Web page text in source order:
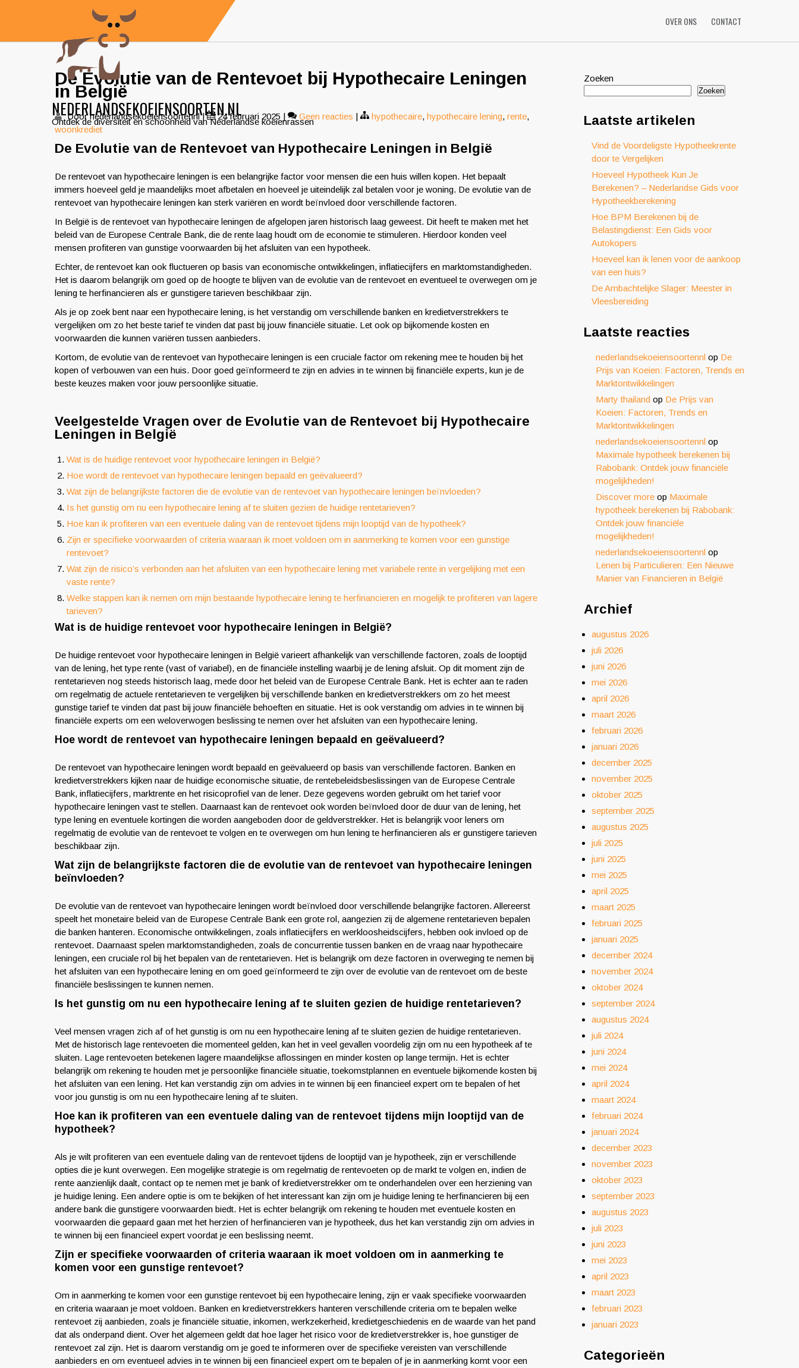
NEDERLANDSEKOEIENSOORTEN.NL
Ontdek de diversiteit en schoonheid van Nederlandse koeienrassen
OVER ONS CONTACT
De Evolutie van de Rentevoet bij Hypothecaire Leningen
in België
Door nederlandsekoeiensoortennl| 24 februari 2025 | Geen reacties | hypothecaire, hypothecaire lening, rente,
woonkrediet
De Evolutie van de Rentevoet van Hypothecaire Leningen in België
De rentevoet van hypothecaire leningen is een belangrijke factor voor mensen die een huis willen kopen. Het bepaalt
immers hoeveel geld je maandelijks moet afbetalen en hoeveel je uiteindelijk zal betalen voor je woning. De evolutie van de
rentevoet van hypothecaire leningen kan sterk variëren en wordt beïnvloed door verschillende factoren.
In België is de rentevoet van hypothecaire leningen de afgelopen jaren historisch laag geweest. Dit heeft te maken met het
beleid van de Europese Centrale Bank, die de rente laag houdt om de economie te stimuleren. Hierdoor konden veel
mensen profiteren van gunstige voorwaarden bij het afsluiten van een hypotheek.
Echter, de rentevoet kan ook fluctueren op basis van economische ontwikkelingen, inflatiecijfers en marktomstandigheden.
Het is daarom belangrijk om goed op de hoogte te blijven van de evolutie van de rentevoet en eventueel te overwegen om je
lening te herfinancieren als er gunstigere tarieven beschikbaar zijn.
Als je op zoek bent naar een hypothecaire lening, is het verstandig om verschillende banken en kredietverstrekkers te
vergelijken om zo het beste tarief te vinden dat past bij jouw financiële situatie. Let ook op bijkomende kosten en
voorwaarden die kunnen variëren tussen aanbieders.
Kortom, de evolutie van de rentevoet van hypothecaire leningen is een cruciale factor om rekening mee te houden bij het
kopen of verbouwen van een huis. Door goed geïnformeerd te zijn en advies in te winnen bij financiële experts, kun je de
beste keuzes maken voor jouw persoonlijke situatie.
Veelgestelde Vragen over de Evolutie van de Rentevoet bij Hypothecaire
Leningen in België
Wat is de huidige rentevoet voor hypothecaire leningen in België?
Hoe wordt de rentevoet van hypothecaire leningen bepaald en geëvalueerd?
Wat zijn de belangrijkste factoren die de evolutie van de rentevoet van hypothecaire leningen beïnvloeden?
Is het gunstig om nu een hypothecaire lening af te sluiten gezien de huidige rentetarieven?
Hoe kan ik profiteren van een eventuele daling van de rentevoet tijdens mijn looptijd van de hypotheek?
Zijn er specifieke voorwaarden of criteria waaraan ik moet voldoen om in aanmerking te komen voor een gunstige
rentevoet?
Wat zijn de risico’s verbonden aan het afsluiten van een hypothecaire lening met variabele rente in vergelijking met een
vaste rente?
Welke stappen kan ik nemen om mijn bestaande hypothecaire lening te herfinancieren en mogelijk te profiteren van lagere
tarieven?
Wat is de huidige rentevoet voor hypothecaire leningen in België?
De huidige rentevoet voor hypothecaire leningen in België varieert afhankelijk van verschillende factoren, zoals de looptijd
van de lening, het type rente (vast of variabel), en de financiële instelling waarbij je de lening afsluit. Op dit moment zijn de
rentetarieven nog steeds historisch laag, mede door het beleid van de Europese Centrale Bank. Het is echter aan te raden
om regelmatig de actuele rentetarieven te vergelijken bij verschillende banken en kredietverstrekkers om zo het meest
gunstige tarief te vinden dat past bij jouw financiële behoeften en situatie. Het is ook verstandig om advies in te winnen bij
financiële experts om een weloverwogen beslissing te nemen over het afsluiten van een hypothecaire lening.
Hoe wordt de rentevoet van hypothecaire leningen bepaald en geëvalueerd?
De rentevoet van hypothecaire leningen wordt bepaald en geëvalueerd op basis van verschillende factoren. Banken en
kredietverstrekkers kijken naar de huidige economische situatie, de rentebeleidsbeslissingen van de Europese Centrale
Bank, inflatiecijfers, marktrente en het risicoprofiel van de lener. Deze gegevens worden gebruikt om het tarief voor
hypothecaire leningen vast te stellen. Daarnaast kan de rentevoet ook worden beïnvloed door de duur van de lening, het
type lening en eventuele kortingen die worden aangeboden door de geldverstrekker. Het is belangrijk voor leners om
regelmatig de evolutie van de rentevoet te volgen en te overwegen om hun lening te herfinancieren als er gunstigere tarieven
beschikbaar zijn.
Wat zijn de belangrijkste factoren die de evolutie van de rentevoet van hypothecaire leningen
beïnvloeden?
De evolutie van de rentevoet van hypothecaire leningen wordt beïnvloed door verschillende belangrijke factoren. Allereerst
speelt het monetaire beleid van de Europese Centrale Bank een grote rol, aangezien zij de algemene rentetarieven bepalen
die banken hanteren. Economische ontwikkelingen, zoals inflatiecijfers en werkloosheidscijfers, hebben ook invloed op de
rentevoet. Daarnaast spelen marktomstandigheden, zoals de concurrentie tussen banken en de vraag naar hypothecaire
leningen, een cruciale rol bij het bepalen van de rentetarieven. Het is belangrijk om deze factoren in overweging te nemen bij
het afsluiten van een hypothecaire lening en om goed geïnformeerd te zijn over de evolutie van de rentevoet om de beste
financiële beslissingen te kunnen nemen.
Is het gunstig om nu een hypothecaire lening af te sluiten gezien de huidige rentetarieven?
Veel mensen vragen zich af of het gunstig is om nu een hypothecaire lening af te sluiten gezien de huidige rentetarieven.
Met de historisch lage rentevoeten die momenteel gelden, kan het in veel gevallen voordelig zijn om nu een hypotheek af te
sluiten. Lage rentevoeten betekenen lagere maandelijkse aflossingen en minder kosten op lange termijn. Het is echter
belangrijk om rekening te houden met je persoonlijke financiële situatie, toekomstplannen en eventuele bijkomende kosten bij
het afsluiten van een lening. Het kan verstandig zijn om advies in te winnen bij een financieel expert om te bepalen of het
voor jou gunstig is om nu een hypothecaire lening af te sluiten.
Hoe kan ik profiteren van een eventuele daling van de rentevoet tijdens mijn looptijd van de
hypotheek?
Als je wilt profiteren van een eventuele daling van de rentevoet tijdens de looptijd van je hypotheek, zijn er verschillende
opties die je kunt overwegen. Een mogelijke strategie is om regelmatig de rentevoeten op de markt te volgen en, indien de
rente aanzienlijk daalt, contact op te nemen met je bank of kredietverstrekker om te onderhandelen over een herziening van
je huidige lening. Een andere optie is om te bekijken of het interessant kan zijn om je huidige lening te herfinancieren bij een
andere bank die gunstigere voorwaarden biedt. Het is echter belangrijk om rekening te houden met eventuele kosten en
voorwaarden die gepaard gaan met het herzien of herfinancieren van je hypotheek, dus het kan verstandig zijn om advies in
te winnen bij een financieel expert voordat je een beslissing neemt.
Zijn er specifieke voorwaarden of criteria waaraan ik moet voldoen om in aanmerking te
komen voor een gunstige rentevoet?
Om in aanmerking te komen voor een gunstige rentevoet bij een hypothecaire lening, zijn er vaak specifieke voorwaarden
en criteria waaraan je moet voldoen. Banken en kredietverstrekkers hanteren verschillende criteria om te bepalen welke
rentevoet zij aanbieden, zoals je financiële situatie, inkomen, werkzekerheid, kredietgeschiedenis en de waarde van het pand
dat als onderpand dient. Over het algemeen geldt dat hoe lager het risico voor de kredietverstrekker is, hoe gunstiger de
rentevoet zal zijn. Het is daarom verstandig om je goed te informeren over de specifieke vereisten van verschillende
aanbieders en om eventueel advies in te winnen bij een financieel expert om te bepalen of je in aanmerking komt voor een
Zoeken
Zoeken
Laatste artikelen
Vind de Voordeligste Hypotheekrente
door te Vergelijken
Hoeveel Hypotheek Kun Je
Berekenen? – Nederlandse Gids voor
Hypotheekberekening
Hoe BPM Berekenen bij de
Belastingdienst: Een Gids voor
Autokopers
Hoeveel kan ik lenen voor de aankoop
van een huis?
De Ambachtelijke Slager: Meester in
Vleesbereiding
Laatste reacties
nederlandsekoeiensoortennl op De
Prijs van Koeien: Factoren, Trends en
Marktontwikkelingen
Marty thailand op De Prijs van
Koeien: Factoren, Trends en
Marktontwikkelingen
nederlandsekoeiensoortennl op
Maximale hypotheek berekenen bij
Rabobank: Ontdek jouw financiële
mogelijkheden!
Discover more op Maximale
hypotheek berekenen bij Rabobank:
Ontdek jouw financiële
mogelijkheden!
nederlandsekoeiensoortennl op
Lenen bij Particulieren: Een Nieuwe
Manier van Financieren in België
Archief
augustus 2026
juli 2026
juni 2026
mei 2026
april 2026
maart 2026
februari 2026
januari 2026
december 2025
november 2025
oktober 2025
september 2025
augustus 2025
juli 2025
juni 2025
mei 2025
april 2025
maart 2025
februari 2025
januari 2025
december 2024
november 2024
oktober 2024
september 2024
augustus 2024
juli 2024
juni 2024
mei 2024
april 2024
maart 2024
februari 2024
januari 2024
december 2023
november 2023
oktober 2023
september 2023
augustus 2023
juli 2023
juni 2023
mei 2023
april 2023
maart 2023
februari 2023
januari 2023
Categorieën